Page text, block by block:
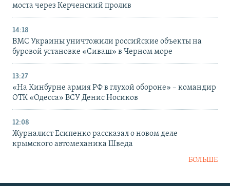
моста через Керченский пролив
14:18
ВМС Украины уничтожили российские объекты на
буровой установке «Сиваш» в Черном море
13:27
«На Кинбурне армия РФ в глухой обороне» – командир
ОТК «Одесса» ВСУ Денис Носиков
12:08
Журналист Есипенко рассказал о новом деле
крымского автомеханика Шведа
БОЛЬШЕ